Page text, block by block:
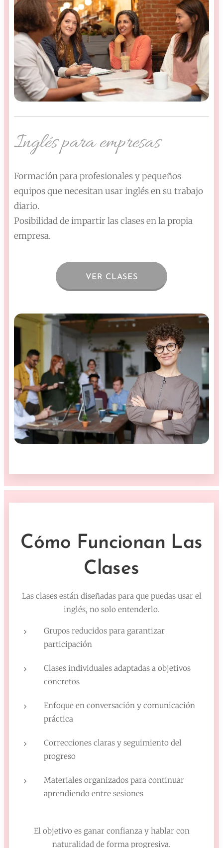
Inglés para empresas
Formación para profesionales y pequeños
equipos que necesitan usar inglés en su trabajo
diario.
Posibilidad de impartir las clases en la propia
empresa.
VER CLASES
Cómo Funcionan Las
Clases
Las clases están diseñadas para que puedas usar el
inglés, no solo entenderlo.
Grupos reducidos para garantizar
participación
Clases individuales adaptadas a objetivos
concretos
Enfoque en conversación y comunicación
práctica
Correcciones claras y seguimiento del
progreso
Materiales organizados para continuar
aprendiendo entre sesiones
El objetivo es ganar confianza y hablar con
naturalidad de forma progresiva.